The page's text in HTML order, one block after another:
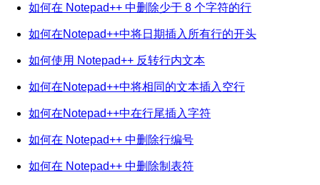
如何在 Notepad++ 中删除少于 8 个字符的行
如何在Notepad++中将日期插入所有行的开头
如何使用 Notepad++ 反转行内文本
如何在Notepad++中将相同的文本插入空行
如何在Notepad++中在行尾插入字符
如何在 Notepad++ 中删除行编号
如何在 Notepad++ 中删除制表符